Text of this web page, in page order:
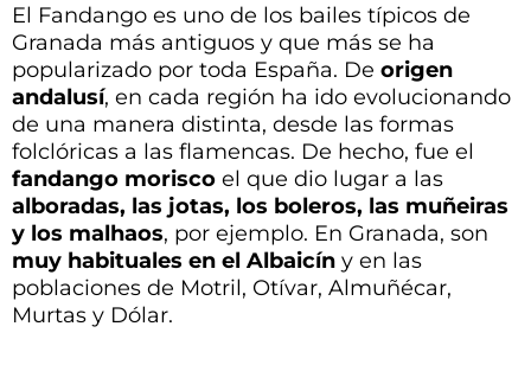
El Fandango es uno de los bailes típicos de
Granada más antiguos y que más se ha
popularizado por toda España. De origen
andalusí, en cada región ha ido evolucionando
de una manera distinta, desde las formas
folclóricas a las flamencas. De hecho, fue el
fandango morisco el que dio lugar a las
alboradas, las jotas, los boleros, las muñeiras
y los malhaos, por ejemplo. En Granada, son
muy habituales en el Albaicín y en las
poblaciones de Motril, Otívar, Almuñécar,
Murtas y Dólar.